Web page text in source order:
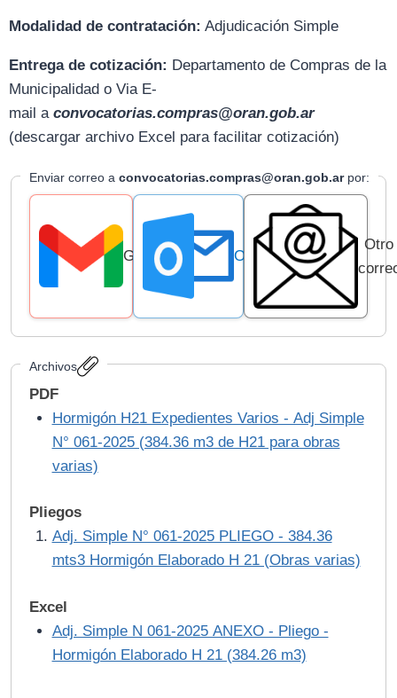
Modalidad de contratación: Adjudicación Simple
Entrega de cotización: Departamento de Compras de la
Municipalidad o Via E-
mail a convocatorias.compras@oran.gob.ar
(descargar archivo Excel para facilitar cotización)
Enviar correo a convocatorias.compras@oran.gob.arpor:
Gmail Outlook
Otro
Archivos
PDF
Hormigón H21 Expedientes Varios - Adj Simple
N° 061-2025 (384.36 m3 de H21 para obras
varias)
Pliegos
Adj. Simple N° 061-2025 PLIEGO - 384.36
mts3 Hormigón Elaborado H 21 (Obras varias)
Excel
Adj. Simple N 061-2025 ANEXO - Pliego -
Hormigón Elaborado H 21 (384.26 m3)